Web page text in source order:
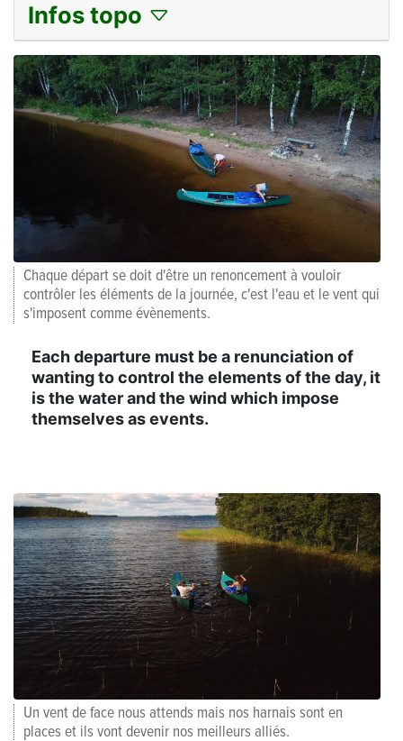
Infos topo
Chaque départ se doit d'être un renoncement à vouloir
contrôler les éléments de la journée, c'est l'eau et le vent qui
s'imposent comme évènements.
Each departure must be a renunciation of
wanting to control the elements of the day, it
is the water and the wind which impose
themselves as events.
Un vent de face nous attends mais nos harnais sont en
places et ils vont devenir nos meilleurs alliés.